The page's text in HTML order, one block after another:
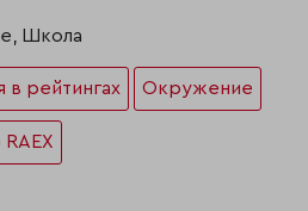
Школа
в рейтингах Окружение